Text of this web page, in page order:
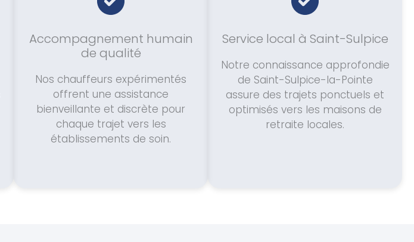
Accompagnement humain
de qualité
Nos chauffeurs expérimentés
offrent une assistance
bienveillante et discrète pour
chaque trajet vers les
établissements de soin.
Service local à Saint-Sulpice
Notre connaissance approfondie
de Saint-Sulpice-la-Pointe
assure des trajets ponctuels et
optimisés vers les maisons de
retraite locales.